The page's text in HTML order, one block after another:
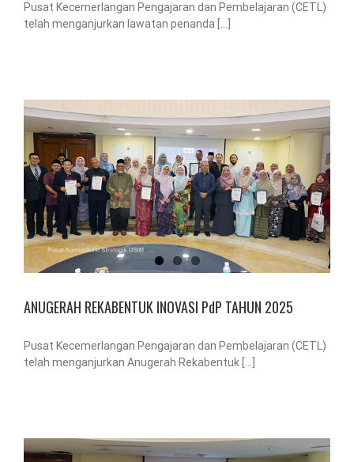
Pusat Kecemerlangan Pengajaran dan Pembelajaran (CETL)
telah menganjurkan lawatan penanda [...]
ANUGERAH REKABENTUK INOVASI PdP TAHUN 2025
Pusat Kecemerlangan Pengajaran dan Pembelajaran (CETL)
telah menganjurkan Anugerah Rekabentuk [...]